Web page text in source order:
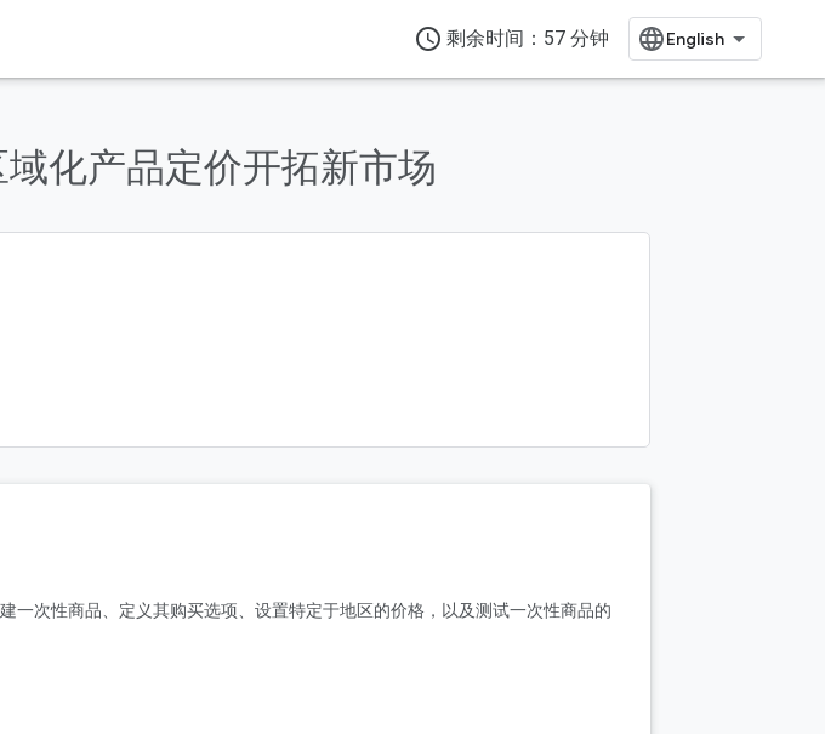
access_time 剩余时间：57 分钟
化产品定价开拓新市场
一次性商品、定义其购买选项、设置特定于地区的价格，以及测试一次性商品的